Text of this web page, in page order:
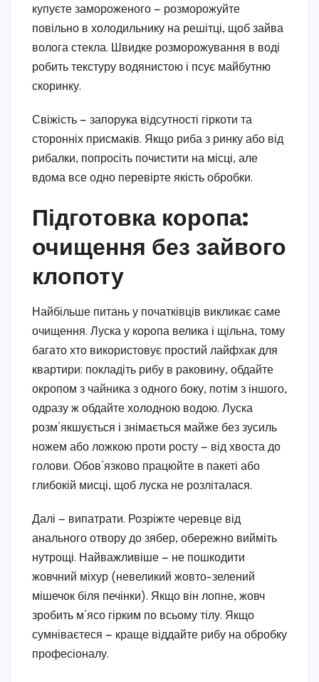
купуєте замороженого — розморожуйте
повільно в холодильнику на решітці, щоб зайва
волога стекла. Швидке розморожування в воді
робить текстуру водянистою і псує майбутню
скоринку.
Свіжість — запорука відсутності гіркоти та
сторонніх присмаків. Якщо риба з ринку або від
рибалки, попросіть почистити на місці, але
вдома все одно перевірте якість обробки.
Підготовка коропа:
очищення без зайвого
клопоту
Найбільше питань у початківців викликає саме
очищення. Луска у коропа велика і щільна, тому
багато хто використовує простий лайфхак для
квартири: покладіть рибу в раковину, обдайте
окропом з чайника з одного боку, потім з іншого,
одразу ж обдайте холодною водою. Луска
розм’якшується і знімається майже без зусиль
ножем або ложкою проти росту — від хвоста до
голови. Обов’язково працюйте в пакеті або
глибокій мисці, щоб луска не розліталася.
Далі — випатрати. Розріжте черевце від
анального отвору до зябер, обережно вийміть
нутрощі. Найважливіше — не пошкодити
жовчний міхур (невеликий жовто-зелений
мішечок біля печінки). Якщо він лопне, жовч
зробить м’ясо гірким по всьому тілу. Якщо
сумніваєтеся — краще віддайте рибу на обробку
професіоналу.